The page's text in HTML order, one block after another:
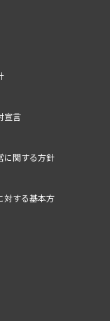
宣言
に関する方針
対する基本方